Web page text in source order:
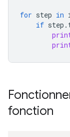
for step in
if step .
fonction